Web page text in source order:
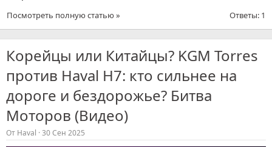
Ответы: 1
Посмотреть полную статью »
Корейцы или Китайцы? KGM Torres
против Haval H7: кто сильнее на
дороге и бездорожье? Битва
Моторов (Видео)
От Haval 30 Сен 2025